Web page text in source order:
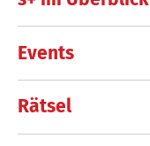
Events
Rätsel